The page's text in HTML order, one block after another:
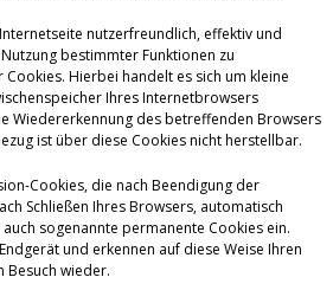
nutzerfreundlich, effektiv und
bestimmter Funktionen zu
Hierbei handelt es sich um kleine
Ihres Internetbrowsers
Wiedererkennung des betreffenden Browsers
ist über diese Cookies nicht herstellbar.
Cookies, die nach Beendigung der
Schließen Ihres Browsers, automatisch
sogenannte permanente Cookies ein.
und erkennen auf diese Weise Ihren
Besuch wieder.